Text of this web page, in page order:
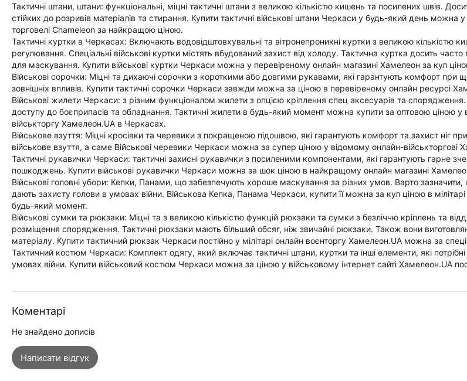
Тактичні штани, штани: функціональні, міцні тактичні штани з великою кількістю кишень та посилених швів.
стійких до розривів матеріалів та стирання. Купити тактичні військові штани Черкаси у будь-який день можна
торговелі Chameleon за найкращою ціною.
Тактичні куртки в Черкасах: Включають водовідштовхувальні та вітронепроникні куртки з великою кількістю
регулювання. Спеціальні військові куртки містять вбудований захист від холоду. Тактична куртка досить
для маскування. Купити військові куртки Черкаси можна у перевіреному онлайн магазині Хамелеон за кул
Військові сорочки: Міцні та дихаючі сорочки з короткими або довгими рукавами, які гарантують комфорт при
зовнішніх впливів. Купити тактичні сорочки Черкаси завжди можна за ціною в перевіреному онлайн ресурсі
Військові жилети Черкаси: з різним функціоналом жилети з опцією кріплення спец аксесуарів та
доступу до боєприпасів та обладнання. Тактичні жилети в будь-який момент можна купити за оптовою ціною у
військторгу Хамелеон.UA в Черкасах.
Військове взуття: Міцні кросівки та черевики з покращеною підошвою, які гарантують комфорт та захист ніг
військове взуття, а саме Військові черевики Черкаси можна за супер ціною у відомому онлайн-військторгові
Тактичні рукавички Черкаси: тактичні захисні рукавички з посиленими компонентами, які гарантують гарне
пошкоджень. Купити військові рукавички Черкаси можна за шок ціною в найкращому онлайн магазині
Військові головні убори: Кепки, Панами, що забезпечують хороше маскування за різних умов. Варто
дають захисту голови в умовах війни. Військова Кепка, Панама Черкаси, купити її можна за кул ціною в
будь-який момент.
Військові сумки та рюкзаки: Міцні та з великою кількістю функцій рюкзаки та сумки з безліччю кріплень та
розміщення спорядження. Тактичні рюкзаки мають більший обсяг, ніж звичайні рюкзаки. Також вони
матеріалу. Купити тактичний рюкзак Черкаси постійно у мілітарі онлайн воєнторгу Хамелеон.UA можна за
Тактичний костюм Черкаси: Комплект одягу, який включає тактичні штани, куртки та інші елементи, які
умовах війни. Купити військовий костюм Черкаси можна за ціною у військовому інтернет сайті Хамелеон.UA
Коментарі
Не знайдено дописів
Написати відгук